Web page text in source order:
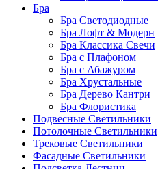
Бра
Бра Светодиодные
Бра Лофт & Модерн
Бра Классика Свечи
Бра с Плафоном
Бра с Абажуром
Бра Хрустальные
Бра Дерево Кантри
Бра Флористика
Подвесные Светильники
Потолочные Светильники
Трековые Светильники
Фасадные Светильники